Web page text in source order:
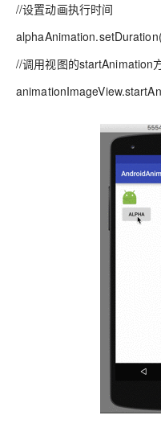
//设置动画执行时间
//调用视图的startAnimation